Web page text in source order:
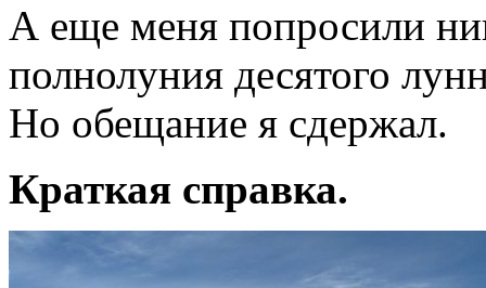
А еще меня попросили
полнолуния десятого
Но обещание я сдержал.
Краткая справка.